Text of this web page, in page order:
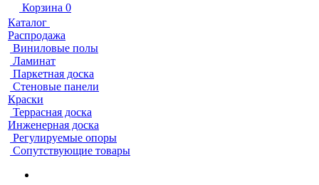
Корзина 0
Каталог
Распродажа
Виниловые полы
Ламинат
Паркетная доска
Стеновые панели
Краски
Террасная доска
Инженерная доска
Регулируемые опоры
Сопутствующие товары